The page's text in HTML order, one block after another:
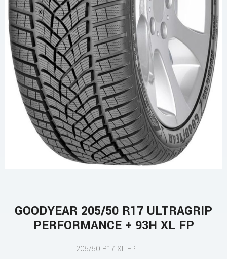
GOODYEAR 205/50 R17 ULTRAGRIP
PERFORMANCE + 93H XL FP
205/50 R17 XL FP